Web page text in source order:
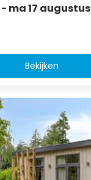
ma 17 augustus
Bekijken